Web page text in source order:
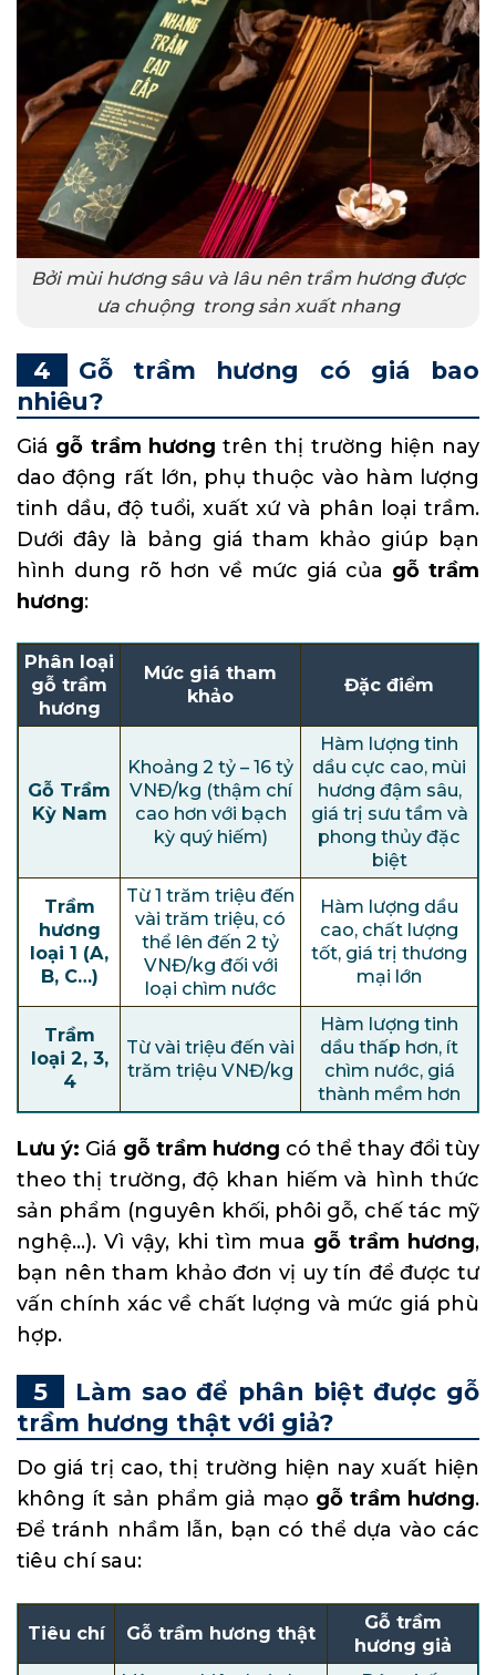
Bởi mùi hương sâu và lâu nên trầm hương được
ưa chuộng trong sản xuất nhang
Gỗ trầm hương có giá bao
nhiêu?
Giá gỗ trầm hương trên thị trường hiện nay
dao động rất lớn, phụ thuộc vào hàm lượng
tinh dầu, độ tuổi, xuất xứ và phân loại trầm.
Dưới đây là bảng giá tham khảo giúp bạn
hình dung rõ hơn về mức giá của gỗ trầm
hương:
Phân loại
gỗ trầm
hương
Mức giá tham
khảo
Đặc điểm
Gỗ Trầm
Kỳ Nam
Khoảng 2 tỷ – 16 tỷ
VNĐ/kg (thậm chí
cao hơn với bạch
kỳ quý hiếm)
Hàm lượng tinh
dầu cực cao, mùi
hương đậm sâu,
giá trị sưu tầm và
phong thủy đặc
biệt
Trầm
hương
loại 1 (A,
B, C…)
Từ 1 trăm triệu đến
vài trăm triệu, có
thể lên đến 2 tỷ
VNĐ/kg đối với
loại chìm nước
Hàm lượng dầu
cao, chất lượng
tốt, giá trị thương
mại lớn
Trầm
loại 2, 3,
4
Từ vài triệu đến vài
trăm triệu VNĐ/kg
Hàm lượng tinh
dầu thấp hơn, ít
chìm nước, giá
thành mềm hơn
Lưu ý: Giá gỗ trầm hương có thể thay đổi tùy
theo thị trường, độ khan hiếm và hình thức
sản phẩm (nguyên khối, phôi gỗ, chế tác mỹ
nghệ…). Vì vậy, khi tìm mua gỗ trầm hương,
bạn nên tham khảo đơn vị uy tín để được tư
vấn chính xác về chất lượng và mức giá phù
hợp.
Làm sao để phân biệt được gỗ
trầm hương thật với giả?
Do giá trị cao, thị trường hiện nay xuất hiện
không ít sản phẩm giả mạo gỗ trầm hương.
Để tránh nhầm lẫn, bạn có thể dựa vào các
tiêu chí sau:
Tiêu chí Gỗ trầm hương thật
Gỗ trầm
hương giả